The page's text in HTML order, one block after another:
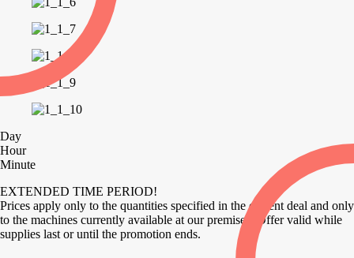
Day
Hour
Minute
EXTENDED TIME PERIOD!
Prices apply only to the quantities specified in the current deal and only
to the machines currently available at our premises. Offer valid while
supplies last or until the promotion ends.